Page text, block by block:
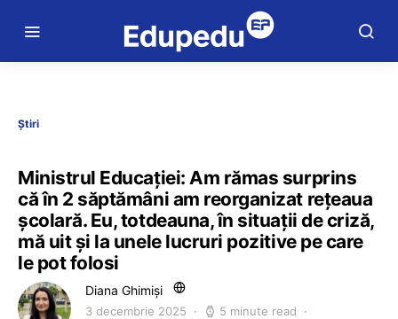
Știri
Ministrul Educației: Am rămas surprins
că în 2 săptămâni am reorganizat rețeaua
școlară. Eu, totdeauna, în situații de criză,
mă uit și la unele lucruri pozitive pe care
le pot folosi
Diana Ghimiși
3 decembrie 2025 5 minute read